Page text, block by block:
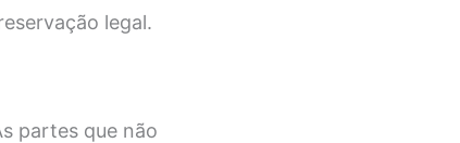
legal.
partes que não